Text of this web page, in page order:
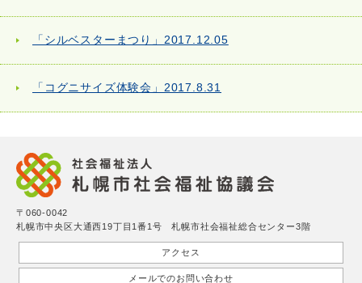
「シルベスターまつり」2017.12.05
「コグニサイズ体験会」2017.8.31
〒060-0042
札幌市中央区大通西19丁目1番1号 札幌市社会福祉総合センター3階
アクセス
メールでのお問い合わせ